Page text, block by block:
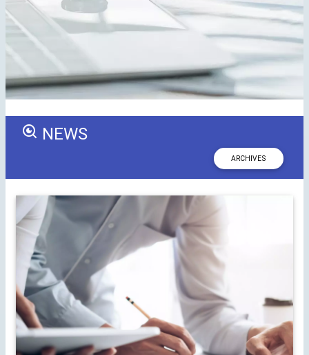
NEWS
ARCHIVES